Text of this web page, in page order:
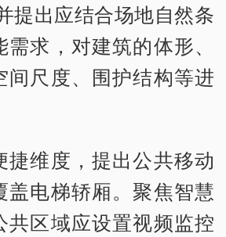
提出应结合场地自然条
求，对建筑的体形、
间尺度、围护结构等进
维度，提出公共移动
盖电梯轿厢。聚焦智慧
共区域应设置视频监控